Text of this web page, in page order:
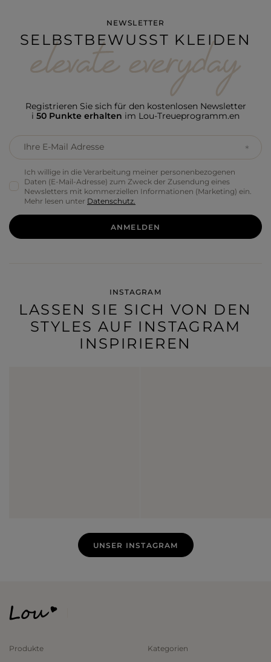
NEWSLETTER
SELBSTBEWUSST KLEIDEN
Registrieren Sie sich für den kostenlosen Newsletter
i 50 Punkte erhalten im Lou-Treueprogramm.en
Ihre E-Mail Adresse
Ich willige in die Verarbeitung meiner personenbezogenen
Daten (E-Mail-Adresse) zum Zweck der Zusendung eines
Newsletters mit kommerziellen Informationen (Marketing) ein.
Mehr lesen unter Datenschutz.
ANMELDEN
INSTAGRAM
LASSEN SIE SICH VON DEN
STYLES AUF INSTAGRAM
INSPIRIEREN
UNSER INSTAGRAM
Produkte Kategorien